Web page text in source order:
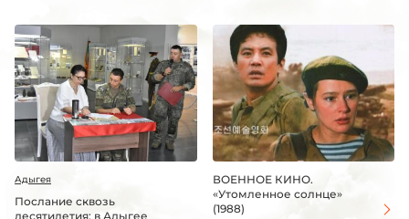
Адыгея
Послание сквозь
десятилетия: в Адыгее
ВОЕННОЕ КИНО.
«Утомленное солнце»
(1988)